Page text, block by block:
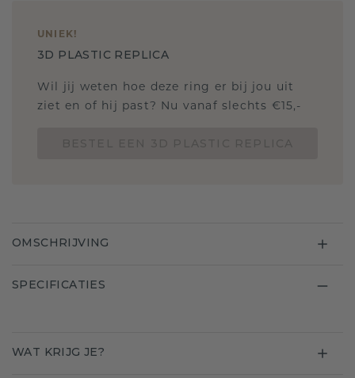
UNIEK!
3D PLASTIC REPLICA
Wil jij weten hoe deze ring er bij jou uit
ziet en of hij past? Nu vanaf slechts €15,-
OMSCHRIJVING
SPECIFICATIES
WAT KRIJG JE?